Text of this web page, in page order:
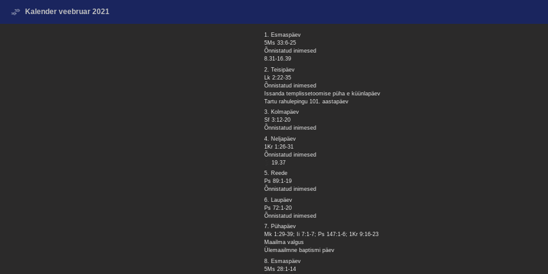
Kalender veebruar 2021
1. Esmaspäev
5Ms 33:6-25
Õnnistatud inimesed
8.31-16.39
2. Teisipäev
Lk 2:22-35
Õnnistatud inimesed
Issanda templissetoomise püha e küünlapäev
Tartu rahulepingu 101. aastapäev
3. Kolmapäev
Sf 3:12-20
Õnnistatud inimesed
4. Neljapäev
1Kr 1:26-31
Õnnistatud inimesed
19.37
5. Reede
Ps 89:1-19
Õnnistatud inimesed
6. Laupäev
Ps 72:1-20
Õnnistatud inimesed
7. Pühapäev
Mk 1:29-39; Ii 7:1-7; Ps 147:1-6; 1Kr 9:16-23
Maailma valgus
Ülemaailmne baptismi päev
8. Esmaspäev
5Ms 28:1-14